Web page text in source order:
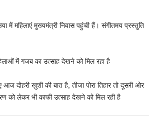
में महिलाएं मुख्यमंत्री निवास पहुंची हैं। संगीतमय प्रस्तुति
में गजब का उत्साह देखने को मिल रहा है
दोहरी खुशी की बात है, तीजा पोरा तिहार तो दूसरी ओर
को लेकर भी काफी उत्साह देखने को मिल रही है